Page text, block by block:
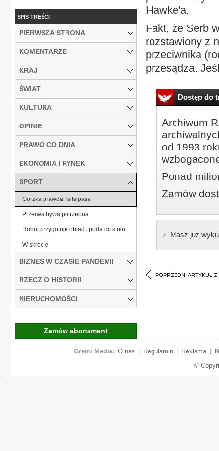
Hawke'a.
Fakt, że Serb
rozstawiony z
przeciwnika
przesądza.
Dostęp do
Archiwum
od 1993
Ponad
Zamów
Masz już
POPRZEDNI ARTYKUŁ Z
SPIS TREŚCI
PIERWSZA STRONA
KOMENTARZE
KRAJ
ŚWIAT
KULTURA
OPINIE
PRAWO CO DNIA
EKONOMIA I RYNEK
SPORT
Gorzka prawda Tsitsipasa
Przerwa bywa potrzebna
Robot przygotuje obiad i poda do stołu
W skrócie
BIZNES W CZASIE PANDEMII
RZECZ O HISTORII
NIERUCHOMOŚCI
Zamów abonament
Gremi Media: O nas Regulamin Reklama
©